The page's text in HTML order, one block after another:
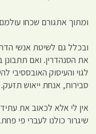
ומתוך אתגורם שכחו
ובכלל גם לשיטת אנשי
את הסנהדרין. ואם תתבונן
לגוי והעיסוק האובססיבי
סבירות, אנחת ייאוש תזעק.
אין לי אלא לכאוב את
שיגרור כולנו לעברי פי פחת.